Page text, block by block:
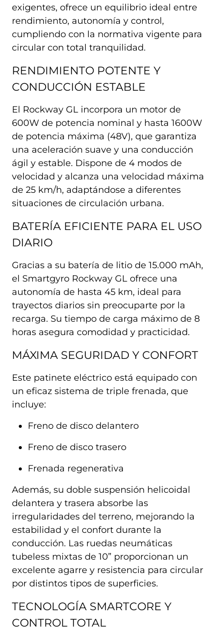
exigentes, ofrece un equilibrio ideal entre
rendimiento, autonomía y control,
cumpliendo con la normativa vigente para
circular con total tranquilidad.
RENDIMIENTO POTENTE Y
CONDUCCIÓN ESTABLE
El Rockway GL incorpora un motor de
600W de potencia nominal y hasta 1600W
de potencia máxima (48V), que garantiza
una aceleración suave y una conducción
ágil y estable. Dispone de 4 modos de
velocidad y alcanza una velocidad máxima
de 25 km/h, adaptándose a diferentes
situaciones de circulación urbana.
BATERÍA EFICIENTE PARA EL USO
DIARIO
Gracias a su batería de litio de 15.000 mAh,
el Smartgyro Rockway GL ofrece una
autonomía de hasta 45 km, ideal para
trayectos diarios sin preocuparte por la
recarga. Su tiempo de carga máximo de 8
horas asegura comodidad y practicidad.
MÁXIMA SEGURIDAD Y CONFORT
Este patinete eléctrico está equipado con
un eficaz sistema de triple frenada, que
incluye:
Freno de disco delantero
Freno de disco trasero
Frenada regenerativa
Además, su doble suspensión helicoidal
delantera y trasera absorbe las
irregularidades del terreno, mejorando la
estabilidad y el confort durante la
conducción. Las ruedas neumáticas
tubeless mixtas de 10” proporcionan un
excelente agarre y resistencia para circular
por distintos tipos de superficies.
TECNOLOGÍA SMARTCORE Y
CONTROL TOTAL